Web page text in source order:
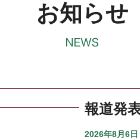
お知らせ
報道発
2026年8月6日